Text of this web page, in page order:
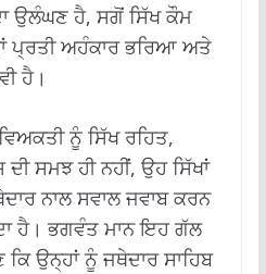
ਉਲੰਘਣ ਹੈ, ਸਗੋਂ ਸਿੱਖ ਕੌਮ
ਪ੍ਰਤੀ ਅਹੰਕਾਰ ਭਰਿਆ ਅਤੇ
ਹੈ।
ਨੂੰ ਸਿੱਖ ਰਹਿਤ,
ਸਮਝ ਹੀ ਨਹੀਂ, ਉਹ ਸਿੱਖਾਂ
ਨਾਲ ਸਵਾਲ ਜਵਾਬ ਕਰਨ
ਹੈ। ਭਗਵੰਤ ਮਾਨ ਇਹ ਗੱਲ
ਉਨ੍ਹਾਂ ਨੂੰ ਜਥੇਦਾਰ ਸਾਹਿਬ